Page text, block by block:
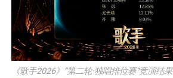
《歌手2026》“第二轮·独唱排位赛“竞演结果